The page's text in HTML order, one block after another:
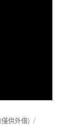
供外借)